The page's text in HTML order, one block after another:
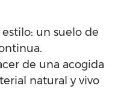
un suelo de
de una acogida
natural y vivo